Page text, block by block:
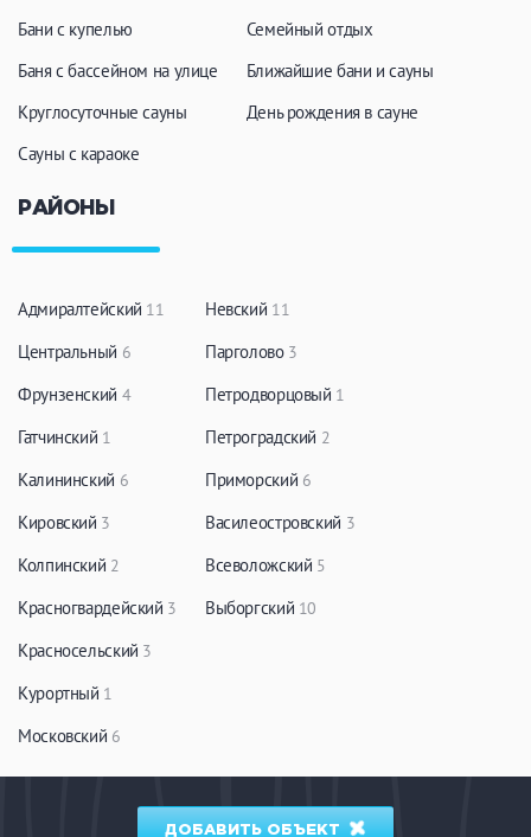
Бани с купелью
Баня с бассейном на улице
Круглосуточные сауны
Сауны с караоке
Семейный отдых
Ближайшие бани и сауны
День рождения в сауне
РАЙОНЫ
Адмиралтейский 11
Центральный 6
Фрунзенский 4
Гатчинский 1
Калининский 6
Кировский 3
Колпинский 2
Красногвардейский 3
Красносельский 3
Курортный 1
Московский 6
Невский 11
Парголово 3
Петродворцовый 1
Петроградский 2
Приморский 6
Василеостровский 3
Всеволожский 5
Выборгский 10
ДОБАВИТЬ ОБЪЕКТ